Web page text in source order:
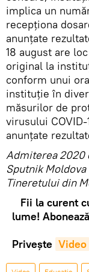
implica un
recepționa
anunțate
18 august are
original la
conform unui
instituție în
măsurilor de
virusului
anunțate
Admiterea 2020
Sputnik
Tineretului din
Fii la curent
lume!
Privește Video